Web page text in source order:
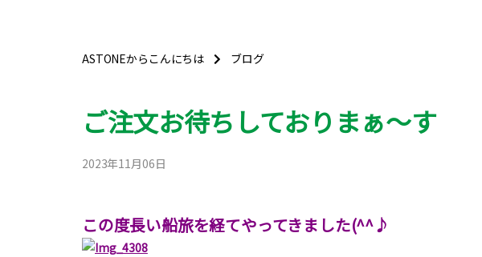
ASTONEからこんにちは ブログ
ご注文お待ちしておりまぁ～す
2023年11月06日
この度長い船旅を経てやってきました(^^♪